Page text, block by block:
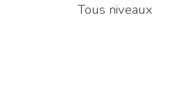
Tous niveaux